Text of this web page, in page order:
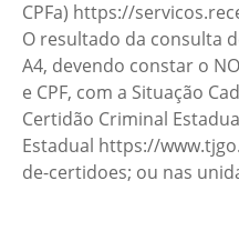
CPFa) https://
O resultado da consulta
A4, devendo constar o
e CPF, com a Situação
Certidão Criminal
Estadual https://
de-certidoes; ou nas